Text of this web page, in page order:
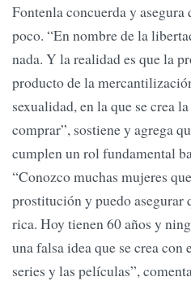
Fontenla concuerda y
poco. “En nombre de la
nada. Y la realidad es que la
producto de la
sexualidad, en la que se crea
comprar”, sostiene y agrega
cumplen un rol fundamental
“Conozco muchas mujeres
prostitución y puedo asegurar
rica. Hoy tienen 60 años y
una falsa idea que se crea con
series y las películas”,